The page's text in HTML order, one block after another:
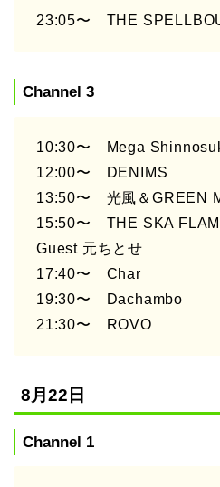
23:05〜 THE
Channel 3
10:30〜 Mega
12:00〜 DENIMS
13:50〜 光風＆GREEN
15:50〜 THE SKA
Guest 元ちとせ
17:40〜 Char
19:30〜 Dachambo
21:30〜 ROVO
8月22日
Channel 1